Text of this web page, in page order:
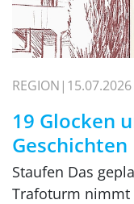
REGION 15.07.2026
19 Glocken
Geschichten
Staufen Das
Trafoturm nimmt